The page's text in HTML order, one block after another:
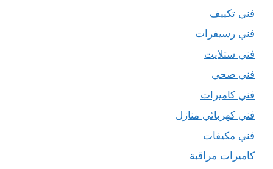
فني تكييف
فني رسيفرات
فني ستلايت
فني صحي
فني كاميرات
فني كهربائي منازل
فني مكيفات
كاميرات مراقبة